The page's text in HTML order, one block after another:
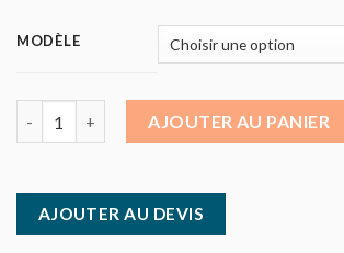
MODÈLE
AJOUTER AU PANIER
AJOUTER AU DEVIS